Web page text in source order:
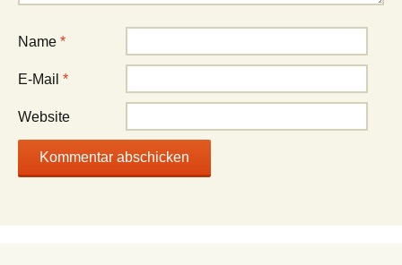
Name *
E-Mail *
Website